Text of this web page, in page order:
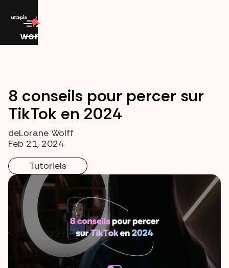
work
8 conseils pour percer sur
TikTok en 2024
deLorane Wolff
Feb 21, 2024
Tutoriels